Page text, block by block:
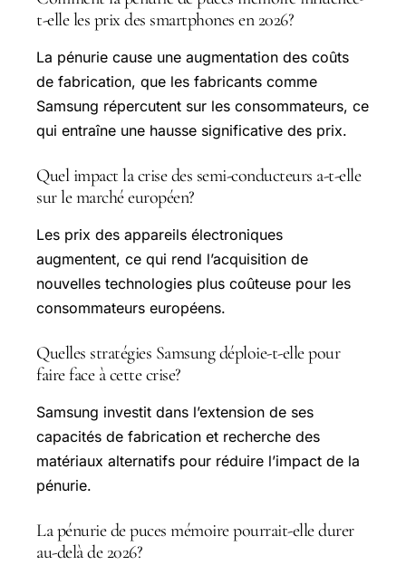
t-elle les prix des smartphones en 2026?
La pénurie cause une augmentation des coûts
de fabrication, que les fabricants comme
Samsung répercutent sur les consommateurs, ce
qui entraîne une hausse significative des prix.
Quel impact la crise des semi-conducteurs a-t-elle
sur le marché européen?
Les prix des appareils électroniques
augmentent, ce qui rend l’acquisition de
nouvelles technologies plus coûteuse pour les
consommateurs européens.
Quelles stratégies Samsung déploie-t-elle pour
faire face à cette crise?
Samsung investit dans l’extension de ses
capacités de fabrication et recherche des
matériaux alternatifs pour réduire l’impact de la
pénurie.
La pénurie de puces mémoire pourrait-elle durer
au-delà de 2026?